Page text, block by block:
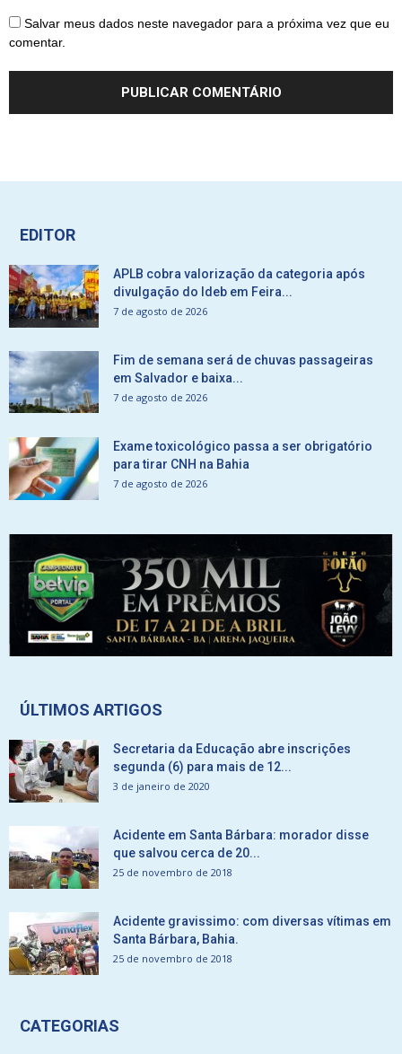
Salvar meus dados neste navegador para a próxima vez que eu
comentar.
EDITOR
APLB cobra valorização da categoria após
divulgação do Ideb em Feira...
7 de agosto de 2026
Fim de semana será de chuvas passageiras
em Salvador e baixa...
7 de agosto de 2026
Exame toxicológico passa a ser obrigatório
para tirar CNH na Bahia
7 de agosto de 2026
ÚLTIMOS ARTIGOS
Secretaria da Educação abre inscrições
segunda (6) para mais de 12...
3 de janeiro de 2020
Acidente em Santa Bárbara: morador disse
que salvou cerca de 20...
25 de novembro de 2018
Acidente gravissimo: com diversas vítimas em
Santa Bárbara, Bahia.
25 de novembro de 2018
CATEGORIAS